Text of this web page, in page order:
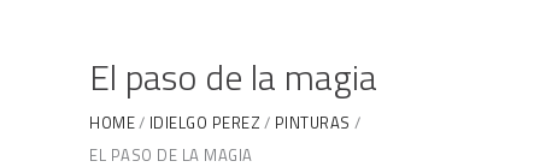
El paso de la magia
HOME IDIELGO PEREZ
PINTURAS
EL PASO DE LA MAGIA